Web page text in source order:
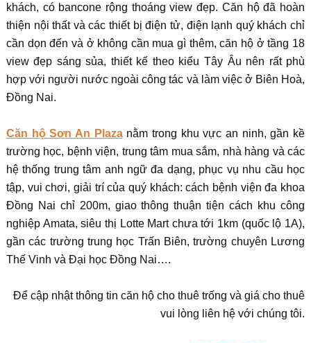
khách, có bancone rộng thoáng view đẹp. Căn hộ đã hoàn
thiện nội thất và các thiết bị điện tử, điện lạnh quý khách chỉ
cần dọn đến và ở không cần mua gì thêm, căn hộ ở tầng 18
view đẹp sáng sủa, thiết kế theo kiểu Tây Âu nên rất phù
hợp với người nước ngoài công tác và làm việc ở Biên Hoà,
Đồng Nai.
Căn hộ Sơn An Plazanằm trong khu vực an ninh, gần kề
trường học, bệnh viện, trung tâm mua sắm, nhà hàng và các
hệ thống trung tâm anh ngữ đa dạng, phục vụ nhu cầu học
tập, vui chơi, giải trí của quý khách: cách bệnh viện đa khoa
Đồng Nai chỉ 200m, giao thông thuận tiện cách khu công
nghiệp Amata, siêu thị Lotte Mart chưa tới 1km (quốc lộ 1A),
gần các trường trung học Trấn Biên, trường chuyên Lương
Thế Vinh và Đại học Đồng Nai….
Để cập nhật thông tin căn hộ cho thuê trống và giá cho thuê
vui lòng liên hệ với chúng tôi.